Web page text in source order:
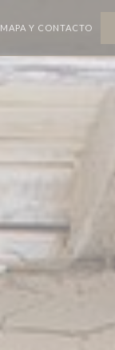
MAPA Y CONTACTO